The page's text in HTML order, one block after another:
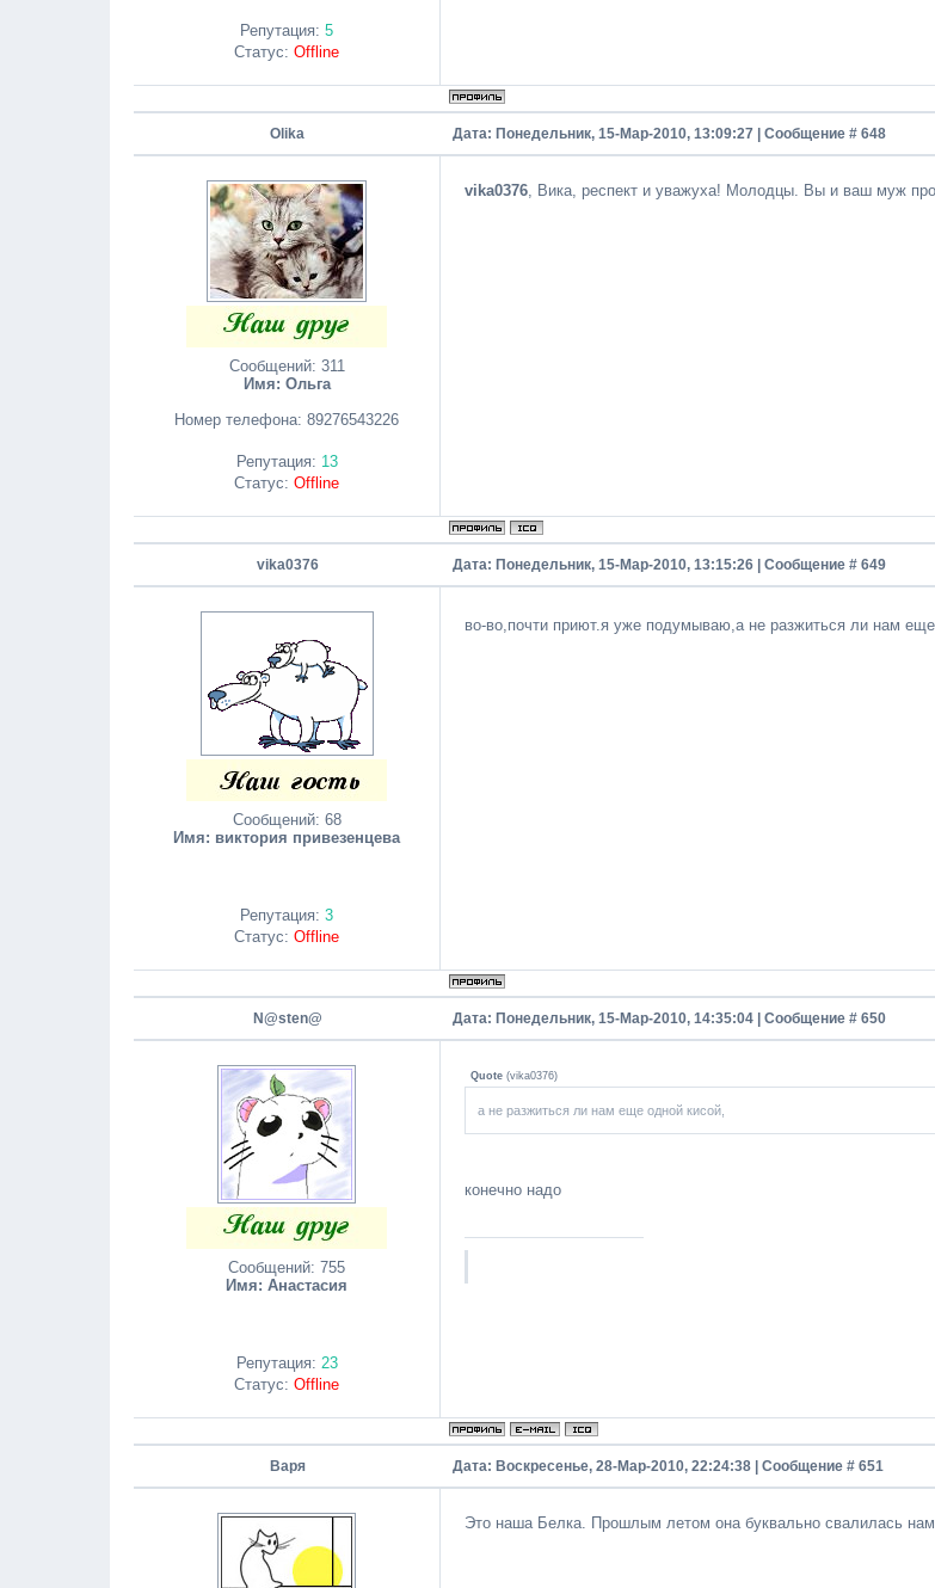
Репутация: 5
Статус: Offline
Olika Дата: Понедельник, 15-Мар-2010, 13:09:27 | Сообщение # 648
Сообщений: 311
Имя: Ольга
Номер телефона: 89276543226
Репутация: 13
Статус: Offline
vika0376, Вика, респект и уважуха! Молодцы. Вы и ваш муж
vika0376 Дата: Понедельник, 15-Мар-2010, 13:15:26 | Сообщение # 649
Сообщений: 68
Имя: виктория привезенцева
Репутация: 3
Статус: Offline
во-во,почти приют.я уже подумываю,а не разжиться ли нам
N@sten@ Дата: Понедельник, 15-Мар-2010, 14:35:04 | Сообщение # 650
Сообщений: 755
Имя: Анастасия
Репутация: 23
Статус: Offline
Quote (vika0376)
а не разжиться ли нам еще одной кисой,
конечно надо
Варя Дата: Воскресенье, 28-Мар-2010, 22:24:38 | Сообщение # 651
Это наша Белка. Прошлым летом она буквально свалилась нам